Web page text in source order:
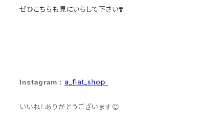
ぜひこちらも見にいらして下さい❣️
Instagram： a_flat_shop
いいね！ありがとうございます😊